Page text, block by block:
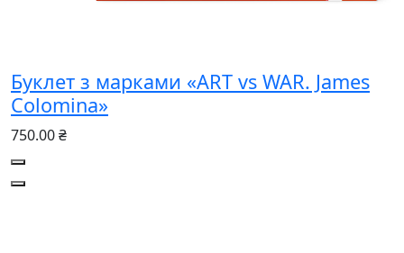
Буклет з марками «ART vs WAR. James
Colomina»
750.00 ₴